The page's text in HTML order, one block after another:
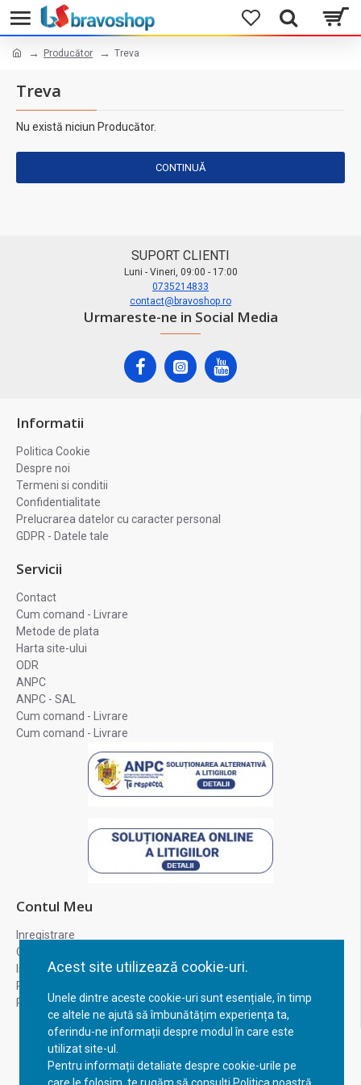
Acest site utilizează cookie-uri.
Unele dintre aceste cookie-uri sunt esențiale, în timp
ce altele ne ajută să îmbunătățim experiența ta,
oferindu-ne informații despre modul în care este
utilizat site-ul.
Pentru informații detaliate despre cookie-urile pe
Producător Treva
Treva
Nu există niciun Producător.
CONTINUĂ
SUPORT CLIENTI
Luni - Vineri, 09:00 - 17:00
0735214833
contact@bravoshop.ro
Urmareste-ne in Social Media
Informatii
Politica Cookie
Despre noi
Termeni si conditii
Confidentialitate
Prelucrarea datelor cu caracter personal
GDPR - Datele tale
Servicii
Contact
Cum comand - Livrare
Metode de plata
Harta site-ului
ODR
ANPC
ANPC - SAL
Cum comand - Livrare
Cum comand - Livrare
Contul Meu
Inregistrare
Contul meu
Istoric comenzi
Recuperare parola
Returnare produs